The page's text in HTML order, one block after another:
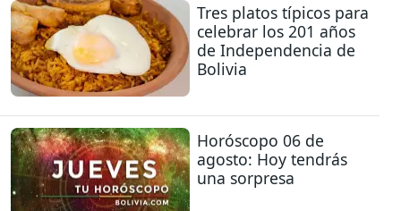
Tres platos típicos para
celebrar los 201 años
de Independencia de
Bolivia
Horóscopo 06 de
agosto: Hoy tendrás
una sorpresa